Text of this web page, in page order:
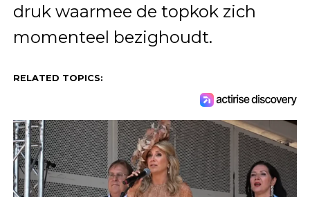
druk waarmee de topkok zich
momenteel bezighoudt.
RELATED TOPICS: